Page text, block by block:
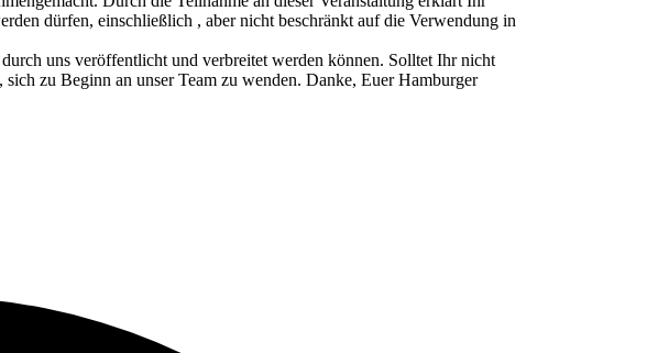
dürfen, einschließlich , aber nicht beschränkt auf die Verwendung in
uns veröffentlicht und verbreitet werden können. Solltet Ihr nicht
zu Beginn an unser Team zu wenden. Danke, Euer Hamburger